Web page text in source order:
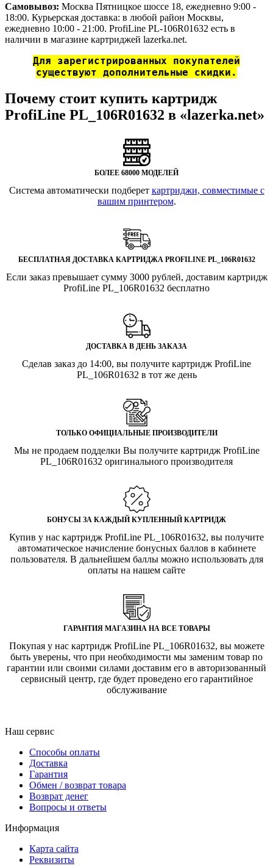
Самовывоз: Москва Пятницкое шоссе 18, ежедневно 9:00 -
18:00. Курьерская доставка: в любой район Москвы,
ежедневно 10:00 - 21:00. ProfiLine PL-106R01632 есть в
наличии в магазине картриджей lazerka.net.
Для зарегистрированных покупателей
существуют дополнительные скидки.
Почему стоит купить картридж
ProfiLine PL_106R01632 в «lazerka.net»
БОЛЕЕ 68000 МОДЕЛЕЙ
Система автоматически подберет картриджи, совместимые с
вашим принтером.
БЕСПЛАТНАЯ ДОСТАВКА КАРТРИДЖА PROFILINE PL_106R01632
Если заказ превышает сумму 3000 рублей, доставим картридж
ProfiLine PL_106R01632 бесплатно
ДОСТАВКА В ДЕНЬ ЗАКАЗА
Сделав заказ до 14:00, вы получите картридж ProfiLine
PL_106R01632 в тот же день
ТОЛЬКО ОФИЦИАЛЬНЫЕ ПРОИЗВОДИТЕЛИ
Мы не продаем подделки Вы получите картридж ProfiLine
PL_106R01632 оригинального производителя
БОНУСЫ ЗА КАЖДЫЙ КУПЛЕННЫЙ КАРТРИДЖ
Купив у нас картридж ProfiLine PL_106R01632, вы получите
автоматическое начисление бонусных баллов в кабинете
пользователя. В дальнейшем баллы можно использовать для
оплаты на нашем сайте
ГАРАНТИЯ МАГАЗИНА НА ВСЕ ТОВАРЫ
Покупая у нас картридж ProfiLine PL_106R01632, вы можете
быть уверены, что при необходимости мы заменим товар по
гарантии или своими силами доставим его в авторизованный
сервисный центр, где будет проведено его гарантийное
обслуживание
Наш сервис
Способы оплаты
Доставка
Гарантия
Обмен / возврат товара
Возврат денег
Вопросы и ответы
Информация
Карта сайта
Реквизиты